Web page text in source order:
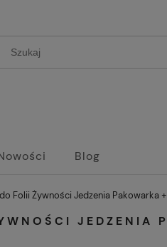
Blog
Folii Żywności Jedzenia Pakowarka
JEDZENIA